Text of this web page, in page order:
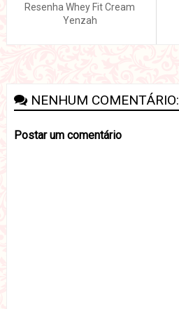
Resenha Whey Fit Cream
Yenzah
NENHUM COMENTÁRIO:
Postar um comentário